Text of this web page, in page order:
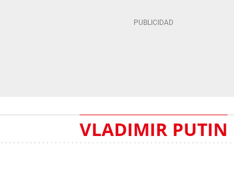
VLADIMIR PUTIN